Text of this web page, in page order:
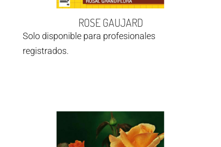
ROSE GAUJARD
Solo disponible para profesionales
registrados.